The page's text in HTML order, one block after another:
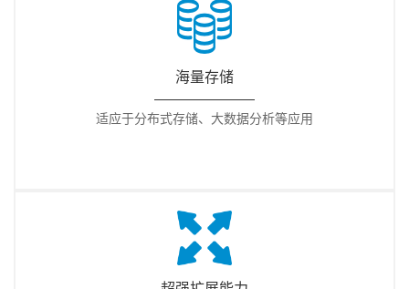
海量存储
适应于分布式存储、大数据分析等应用